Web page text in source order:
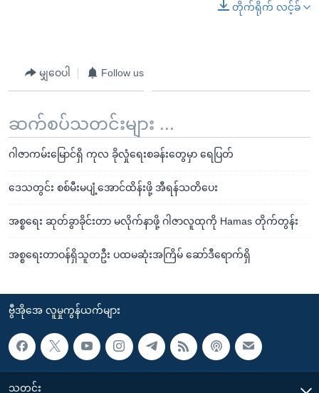
တိုက်ရိုက် လင့်ခ်
မျှဝေပါ Follow us
ဆက်စပ်သတင်းများ ...
ဂါဇာကမ်းမြောင်ရှိ ကုလ ခိုလှုံရေးစခန်းတွေမှာ ရေပြတ်
ဒေသတွင်း စစ်မီးမပျံ့အောင်ထိန်းဖို့ အီရန်သတိပေး
အစ္စရေး ဆုတ်ခွာခိုင်းတာ မလိုက်နာဖို့ ဂါဇာလူထုကို Hamas တိုက်တွန်း
အစ္စရေးတာဝန်ရှိသူတဦး ပထမဆုံးအကြိမ် ဆော်ဒီရောက်ရှိ
ဗွီအိုအေ လူမှုကွန်ယက်များ
သတင်း